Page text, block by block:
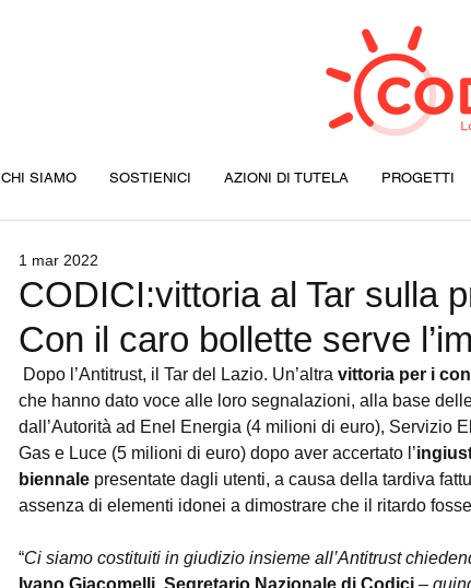
CHI SIAMO SOSTIENICI AZIONI DI TUTELA PROGETTI
CODICI:vittoria al Tar sulla
Con il caro bollette serve
1 mar 2022
Dopo l’Antitrust, il Tar del Lazio. Un’altra vittoria per i
che hanno dato voce alle loro segnalazioni, alla base
dall’Autorità ad Enel Energia (4 milioni di euro), Servizio
Gas e Luce (5 milioni di euro) dopo aver accertato l’
biennale presentate dagli utenti, a causa della tardiva
assenza di elementi idonei a dimostrare che il ritardo
“Ci siamo costituiti in giudizio insieme all’Antitrust
Ivano Giacomelli, Segretario Nazionale di Codici –